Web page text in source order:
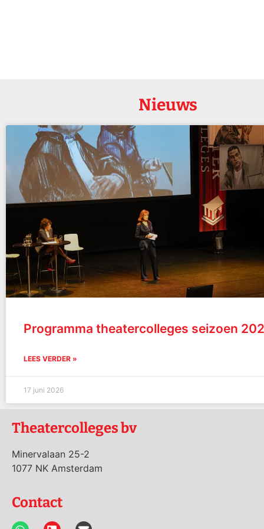
Nieuws
Programma theatercolleges seizoen
LEES VERDER »
17 juni 2026
Theatercolleges bv
Minervalaan 25-2
1077 NK Amsterdam
Contact